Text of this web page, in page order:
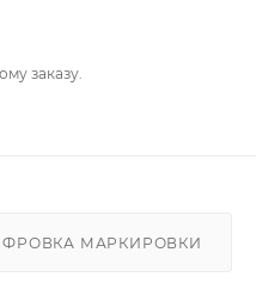
заказу.
МАРКИРОВКИ